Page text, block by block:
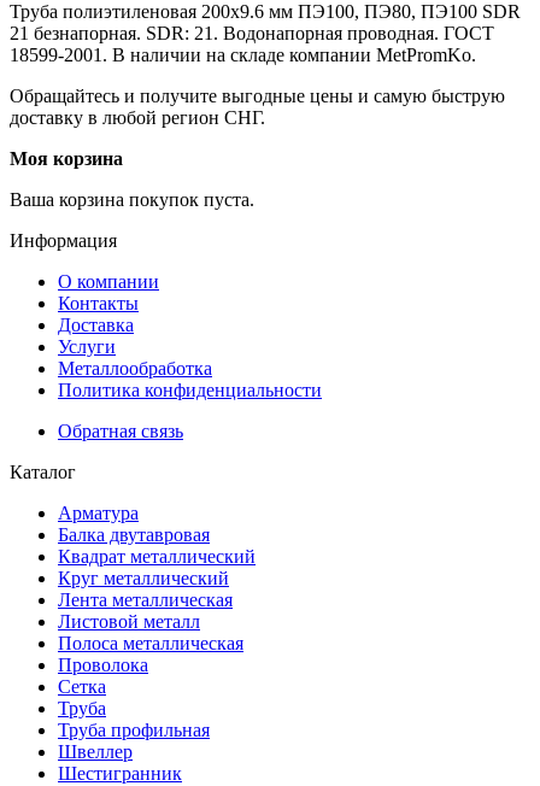
Труба полиэтиленовая 200х9.6 мм ПЭ100, ПЭ80, ПЭ100 SDR
21 безнапорная. SDR: 21. Водонапорная проводная. ГОСТ
18599-2001. В наличии на складе компании MetPromKo.
Обращайтесь и получите выгодные цены и самую быструю
доставку в любой регион СНГ.
Моя корзина
Ваша корзина покупок пуста.
Информация
О компании
Контакты
Доставка
Услуги
Металлообработка
Политика конфиденциальности
Обратная связь
Каталог
Арматура
Балка двутавровая
Квадрат металлический
Круг металлический
Лента металлическая
Листовой металл
Полоса металлическая
Проволока
Сетка
Труба
Труба профильная
Швеллер
Шестигранник